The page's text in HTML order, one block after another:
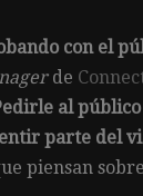
con el
de
al
parte del
piensan